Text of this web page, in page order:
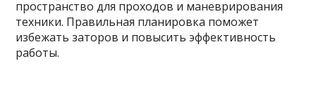
пространство для проходов и маневрирования
техники. Правильная планировка поможет
избежать заторов и повысить эффективность
работы.